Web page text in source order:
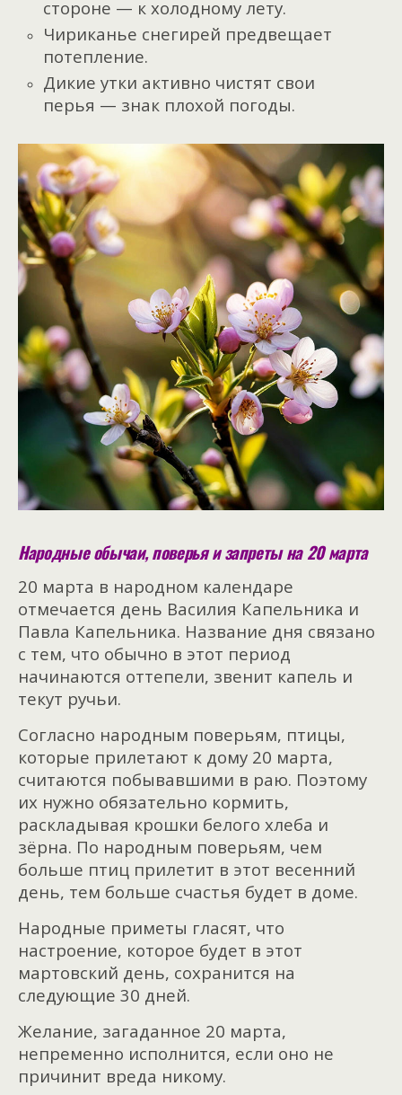
стороне — к холодному лету.
Чириканье снегирей предвещает
потепление.
Дикие утки активно чистят свои
перья — знак плохой погоды.
Народные обычаи, поверья и запреты на 20 марта
20 марта в народном календаре
отмечается день Василия Капельника и
Павла Капельника. Название дня связано
с тем, что обычно в этот период
начинаются оттепели, звенит капель и
текут ручьи.
Согласно народным поверьям, птицы,
которые прилетают к дому 20 марта,
считаются побывавшими в раю. Поэтому
их нужно обязательно кормить,
раскладывая крошки белого хлеба и
зёрна. По народным поверьям, чем
больше птиц прилетит в этот весенний
день, тем больше счастья будет в доме.
Народные приметы гласят, что
настроение, которое будет в этот
мартовский день, сохранится на
следующие 30 дней.
Желание, загаданное 20 марта,
непременно исполнится, если оно не
причинит вреда никому.